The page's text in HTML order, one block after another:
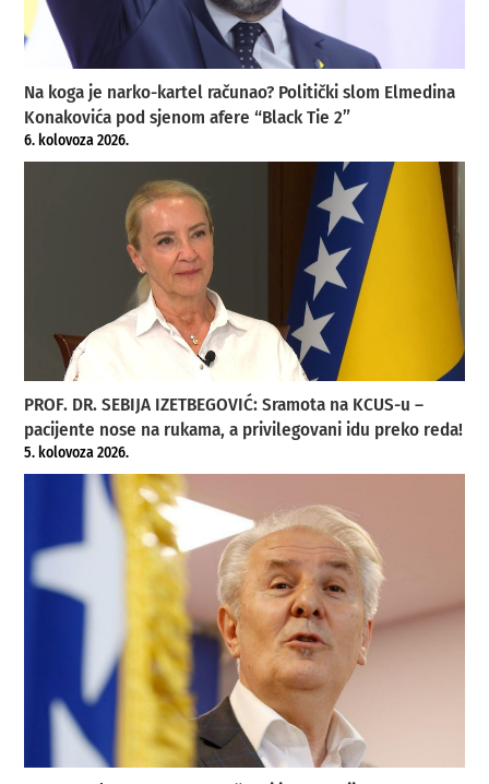
Na koga je narko-kartel računao? Politički slom Elmedina
Konakovića pod sjenom afere “Black Tie 2”
6. kolovoza 2026.
PROF. DR. SEBIJA IZETBEGOVIĆ: Sramota na KCUS-u –
pacijente nose na rukama, a privilegovani idu preko reda!
5. kolovoza 2026.